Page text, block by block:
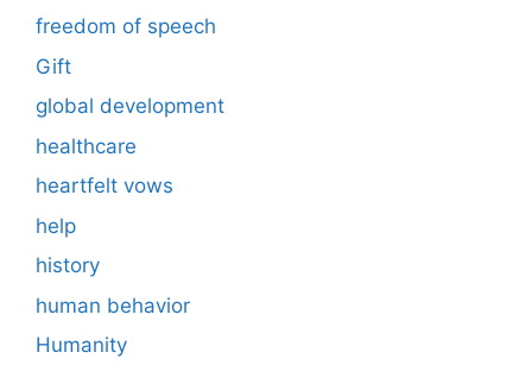
freedom of speech
Gift
global development
healthcare
heartfelt vows
help
history
human behavior
Humanity